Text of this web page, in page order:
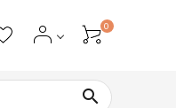
0
search